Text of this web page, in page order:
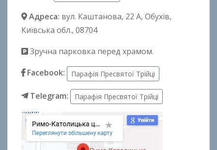
Адреса: вул. Каштанова, 22 А, Обухів,
Київська обл., 08704
Зручна парковка перед храмом.
Facebook:
Парафія Пресвятої Трійці
Telegram: Парафія Пресвятої Трійці